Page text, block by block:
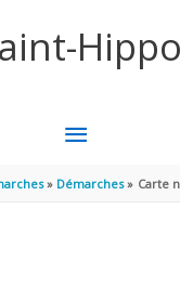
MENU
Démarches Carte